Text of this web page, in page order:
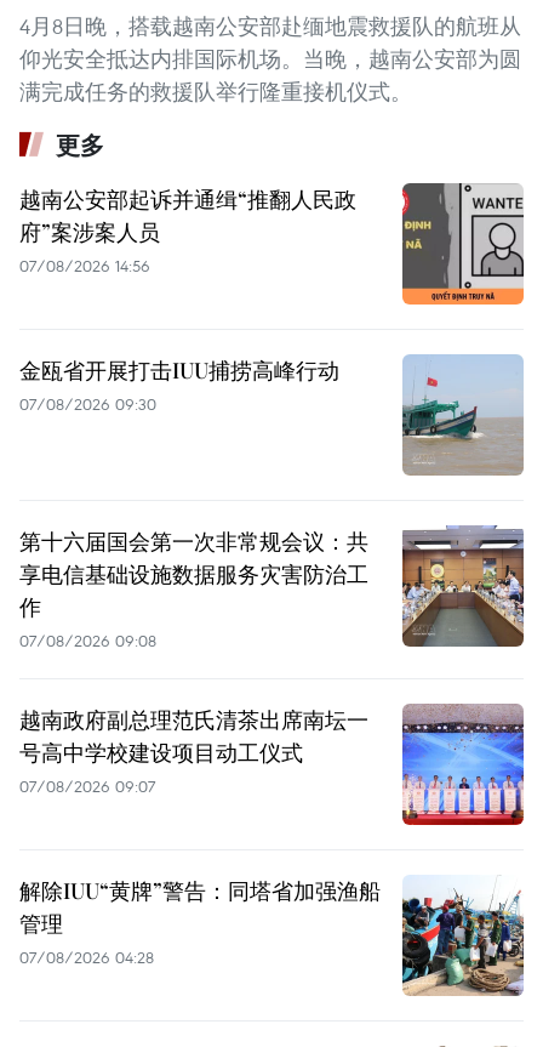
4月8日晚，搭载越南公安部赴缅地震救援队的航班从
仰光安全抵达内排国际机场。当晚，越南公安部为圆
满完成任务的救援队举行隆重接机仪式。
更多
越南公安部起诉并通缉“推翻人民政
府”案涉案人员
07/08/2026 14:56
金瓯省开展打击IUU捕捞高峰行动
07/08/2026 09:30
第十六届国会第一次非常规会议：共
享电信基础设施数据服务灾害防治工
作
07/08/2026 09:08
越南政府副总理范氏清茶出席南坛一
号高中学校建设项目动工仪式
07/08/2026 09:07
解除IUU“黄牌”警告：同塔省加强渔船
管理
07/08/2026 04:28